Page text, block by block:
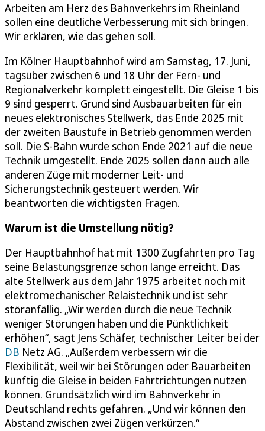
Arbeiten am Herz des Bahnverkehrs im Rheinland
sollen eine deutliche Verbesserung mit sich bringen.
Wir erklären, wie das gehen soll.
Im Kölner Hauptbahnhof wird am Samstag, 17. Juni,
tagsüber zwischen 6 und 18 Uhr der Fern- und
Regionalverkehr komplett eingestellt. Die Gleise 1 bis
9 sind gesperrt. Grund sind Ausbauarbeiten für ein
neues elektronisches Stellwerk, das Ende 2025 mit
der zweiten Baustufe in Betrieb genommen werden
soll. Die S-Bahn wurde schon Ende 2021 auf die neue
Technik umgestellt. Ende 2025 sollen dann auch alle
anderen Züge mit moderner Leit- und
Sicherungstechnik gesteuert werden. Wir
beantworten die wichtigsten Fragen.
Warum ist die Umstellung nötig?
Der Hauptbahnhof hat mit 1300 Zugfahrten pro Tag
seine Belastungsgrenze schon lange erreicht. Das
alte Stellwerk aus dem Jahr 1975 arbeitet noch mit
elektromechanischer Relaistechnik und ist sehr
störanfällig. „Wir werden durch die neue Technik
weniger Störungen haben und die Pünktlichkeit
erhöhen“, sagt Jens Schäfer, technischer Leiter bei der
DB Netz AG. „Außerdem verbessern wir die
Flexibilität, weil wir bei Störungen oder Bauarbeiten
künftig die Gleise in beiden Fahrtrichtungen nutzen
können. Grundsätzlich wird im Bahnverkehr in
Deutschland rechts gefahren. „Und wir können den
Abstand zwischen zwei Zügen verkürzen.“